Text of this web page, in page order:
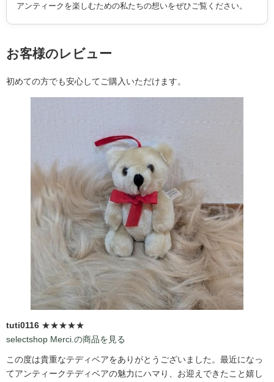
アンティークを楽しむための私たちの想いをぜひご覧ください。
お客様のレビュー
初めての方でも安心してご購入いただけます。
tuti0116 ★★★★★
selectshop Merci.の商品を見る
この度は貴重なテディベアをありがとうございました。最近になっ
てアンティークテディベアの魅力にハマり、お迎えできたこと嬉し